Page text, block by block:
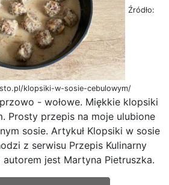
Źródło:
klopsiki-w-sosie-cebulowym/
- wołowe. Miękkie klopsiki
Prosty przepis na moje ulubione
sosie. Artykuł Klopsiki w sosie
z serwisu Przepis Kulinarny
autorem jest Martyna Pietruszka.